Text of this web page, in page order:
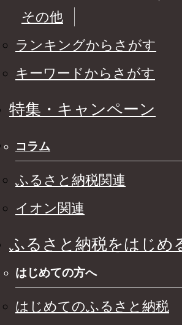
その他
ランキングからさがす
キーワードからさがす
特集・キャンペーン
コラム
ふるさと納税関連
イオン関連
ふるさと納税をはじめ
はじめての方へ
はじめてのふるさと納税